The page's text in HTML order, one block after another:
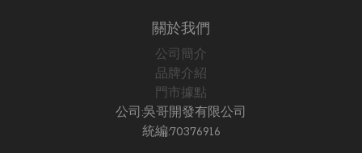
關於我們
公司簡介
品牌介紹
門市據點
公司:吳哥開發有限公司
統編:70376916